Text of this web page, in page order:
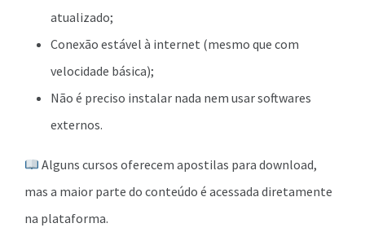
atualizado;
Conexão estável à internet (mesmo que com
velocidade básica);
Não é preciso instalar nada nem usar softwares
externos.
Alguns cursos oferecem apostilas para download,
mas a maior parte do conteúdo é acessada diretamente
na plataforma.